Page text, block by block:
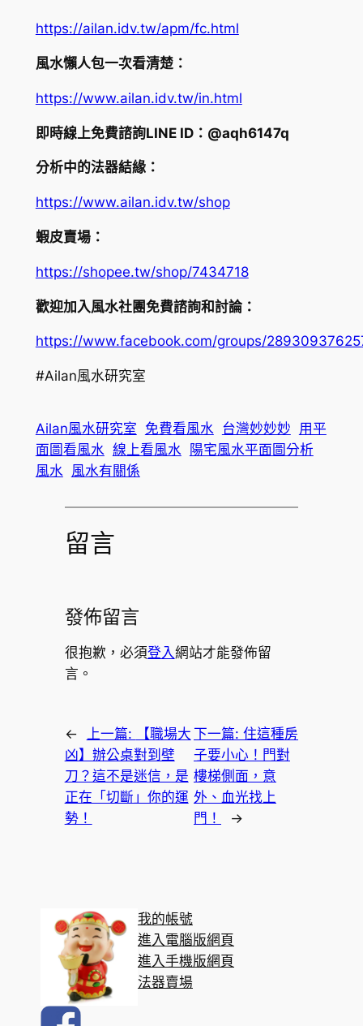
https://ailan.idv.tw/apm/fc.html
風水懶人包一次看清楚：
https://www.ailan.idv.tw/in.html
即時線上免費諮詢LINE ID：@aqh6147q
分析中的法器結緣：
https://www.ailan.idv.tw/shop
蝦皮賣場：
https://shopee.tw/shop/7434718
歡迎加入風水社團免費諮詢和討論：
https://www.facebook.com/groups/
#Ailan風水研究室
Ailan風水研究室 免費看風水 台灣妙妙妙 用平
面圖看風水 線上看風水
陽宅風水平面圖分析
風水 風水有關係
留言
發佈留言
很抱歉，必須登入網站才能發佈留
言。
← 上一篇:
【職場大
凶】辦公桌對到壁
刀？這不是迷信，是
正在「切斷」你的運
勢！
下一篇: 住這種房
子要小心！門對
樓梯側面，意
外、血光找上
門！
→
我的帳號
進入電腦版網頁
進入手機版網頁
法器賣場